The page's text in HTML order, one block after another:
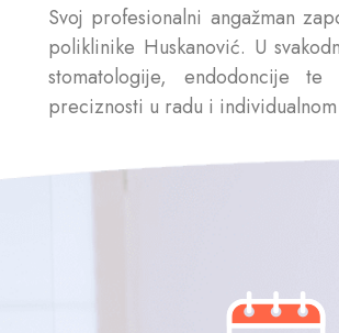
Svoj profesionalni angažman
poliklinike Huskanović. U
stomatologije, endodoncije
preciznosti u radu i